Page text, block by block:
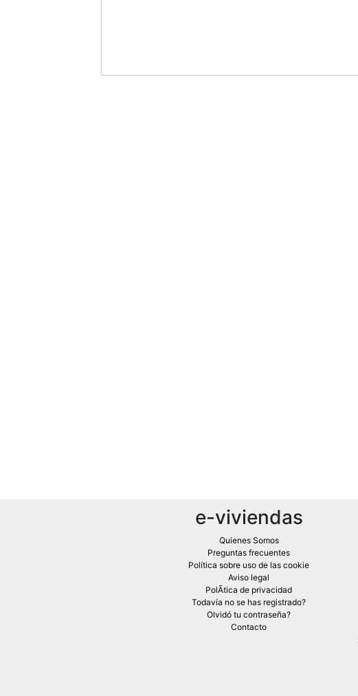
e-viviendas
Quienes Somos
Preguntas frecuentes
Política sobre uso de las cookie
Aviso legal
PolÃ­tica de privacidad
Todavía no se has registrado?
Olvidó tu contraseña?
Contacto